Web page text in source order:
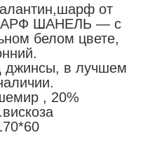
от
ШАНЕЛЬ ― с
белом цвете,
джинсы, в лучшем
, 20%